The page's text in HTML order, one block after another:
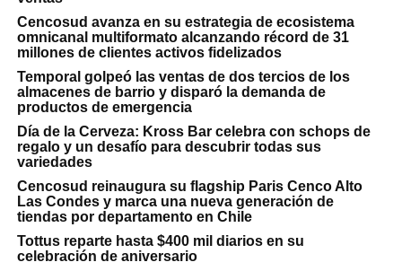
Cencosud avanza en su estrategia de ecosistema
omnicanal multiformato alcanzando récord de 31
millones de clientes activos fidelizados
Temporal golpeó las ventas de dos tercios de los
almacenes de barrio y disparó la demanda de
productos de emergencia
Día de la Cerveza: Kross Bar celebra con schops de
regalo y un desafío para descubrir todas sus
variedades
Cencosud reinaugura su flagship Paris Cenco Alto
Las Condes y marca una nueva generación de
tiendas por departamento en Chile
Tottus reparte hasta $400 mil diarios en su
celebración de aniversario